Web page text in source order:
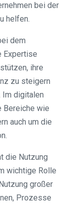
bei der
helfen.
dem
Expertise
ihre
zu steigern
Im digitalen
Bereiche wie
auch um die
die Nutzung
wichtige Rolle
großer
Prozesse